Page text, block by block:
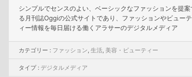
シンプルでセンスのよい、ベーシックなファッションを提案
る月刊誌Oggiの公式サイトであり、ファッションやビューテ
ィー情報を毎日届ける働くアラサーのデジタルメディア
カテゴリー : ファッション, 生活, 美容・ビューティー
タイプ : デジタルメディア